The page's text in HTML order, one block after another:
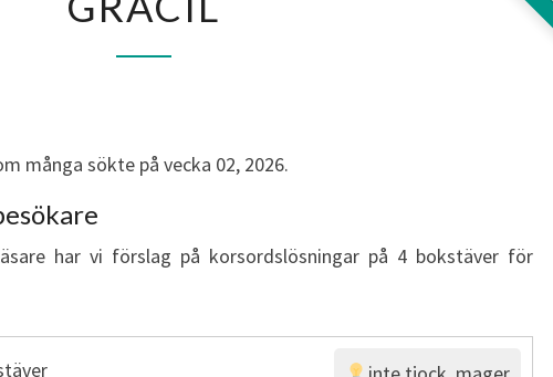
många sökte på vecka 02, 2026.
har vi förslag på korsordslösningar på 4 bokstäver för